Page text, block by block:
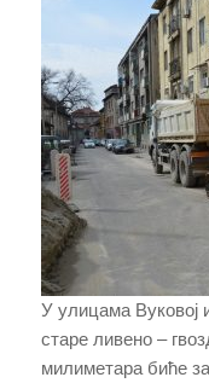
У улицама Вуковој
старе ливено –
милиметара биће